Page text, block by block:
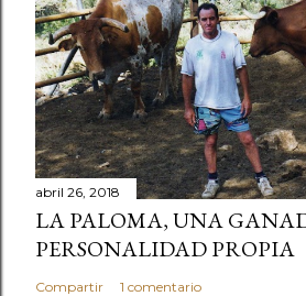
abril 26, 2018
LA PALOMA, UNA
PERSONALIDAD PROPIA
Compartir 1 comentario